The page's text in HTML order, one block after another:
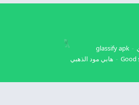
glassify apk
Good
هابي مود الذهبي